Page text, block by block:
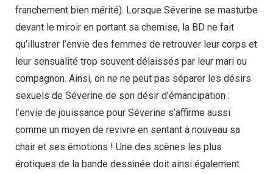
franchement bien mérité). Lorsque Séverine se masturbe
devant le miroir en portant sa chemise, la BD ne fait
qu’illustrer l’envie des femmes de retrouver leur corps et
leur sensualité trop souvent délaissés par leur mari ou
compagnon. Ainsi, on ne ne peut pas séparer les désirs
sexuels de Séverine de son désir d’émancipation :
l’envie de jouissance pour Séverine s’affirme aussi
comme un moyen de revivre en sentant à nouveau sa
chair et ses émotions ! Une des scènes les plus
érotiques de la bande dessinée doit ainsi également